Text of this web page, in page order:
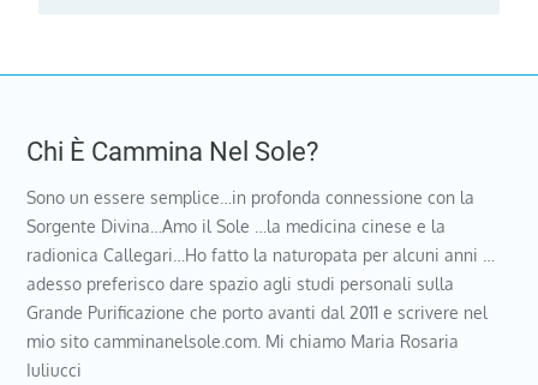
Chi È Cammina Nel Sole?
Sono un essere semplice…in profonda connessione con la
Sorgente Divina…Amo il Sole …la medicina cinese e la
radionica Callegari…Ho fatto la naturopata per alcuni anni …
adesso preferisco dare spazio agli studi personali sulla
Grande Purificazione che porto avanti dal 2011 e scrivere nel
mio sito camminanelsole.com. Mi chiamo Maria Rosaria
Iuliucci